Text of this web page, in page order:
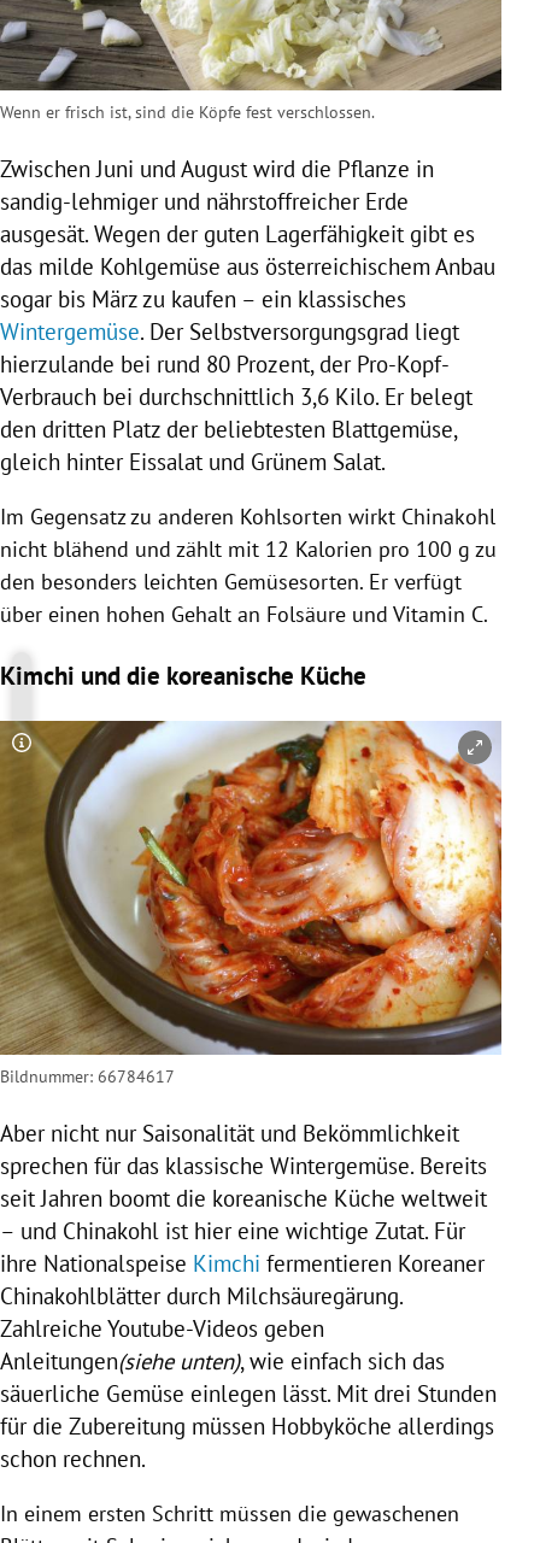
Wenn er frisch ist, sind die Köpfe fest verschlossen.
Zwischen Juni und August wird die Pflanze in
sandig-lehmiger und nährstoffreicher Erde
ausgesät. Wegen der guten Lagerfähigkeit gibt es
das milde Kohlgemüse aus österreichischem Anbau
sogar bis März zu kaufen – ein klassisches
Wintergemüse. Der Selbstversorgungsgrad liegt
hierzulande bei rund 80 Prozent, der Pro-Kopf-
Verbrauch bei durchschnittlich 3,6 Kilo. Er belegt
den dritten Platz der beliebtesten Blattgemüse,
gleich hinter Eissalat und Grünem Salat.
Im Gegensatz zu anderen Kohlsorten wirkt Chinakohl
nicht blähend und zählt mit 12 Kalorien pro 100 g zu
den besonders leichten Gemüsesorten. Er verfügt
über einen hohen Gehalt an Folsäure und Vitamin C.
Kimchi und die koreanische Küche
Copyright-Hinweis öffnen/schließen
Bildnummer: 66784617
Aber nicht nur Saisonalität und Bekömmlichkeit
sprechen für das klassische Wintergemüse. Bereits
seit Jahren boomt die koreanische Küche weltweit
– und Chinakohl ist hier eine wichtige Zutat. Für
ihre Nationalspeise Kimchi fermentieren Koreaner
Chinakohlblätter durch Milchsäuregärung.
Zahlreiche Youtube-Videos geben
Anleitungen(siehe unten), wie einfach sich das
säuerliche Gemüse einlegen lässt. Mit drei Stunden
für die Zubereitung müssen Hobbyköche allerdings
schon rechnen.
In einem ersten Schritt müssen die gewaschenen